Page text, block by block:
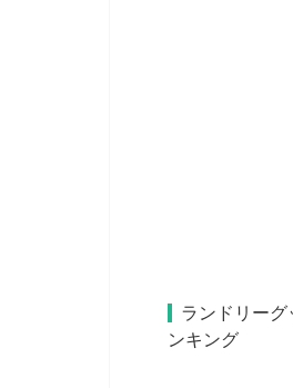
ランドリーグ
ンキング